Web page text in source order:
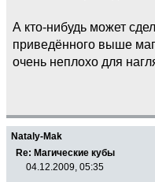
А кто-нибудь может
приведённого выше
очень неплохо для
Nataly-Mak
Re: Магические кубы
04.12.2009, 05:35